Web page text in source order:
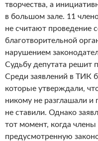
творчества, а
в большом зале. 11
не считают проведение
благотворительной
нарушением
Судьбу депутата решит
Среди заявлений в ТИК
которые утверждали,
никому не разглашали и
не ставили. Однако
тот момент, когда
предусмотренную